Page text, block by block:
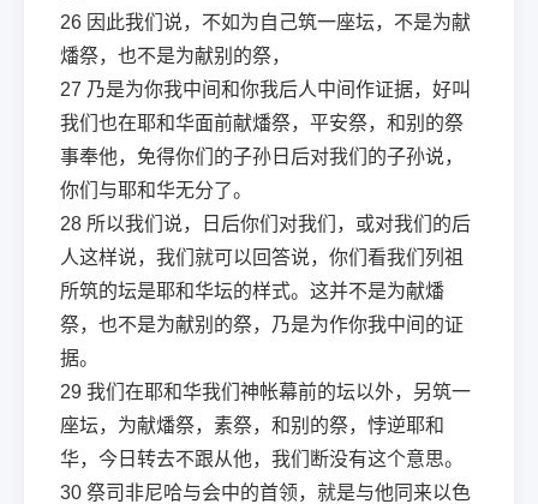
26 因此我们说，不如为自己筑一座坛，不是为献
燔祭，也不是为献别的祭，
27 乃是为你我中间和你我后人中间作证据，好叫
我们也在耶和华面前献燔祭，平安祭，和别的祭
事奉他，免得你们的子孙日后对我们的子孙说，
你们与耶和华无分了。
28 所以我们说，日后你们对我们，或对我们的后
人这样说，我们就可以回答说，你们看我们列祖
所筑的坛是耶和华坛的样式。这并不是为献燔
祭，也不是为献别的祭，乃是为作你我中间的证
据。
29 我们在耶和华我们神帐幕前的坛以外，另筑一
座坛，为献燔祭，素祭，和别的祭，悖逆耶和
华，今日转去不跟从他，我们断没有这个意思。
30 祭司非尼哈与会中的首领，就是与他同来以色